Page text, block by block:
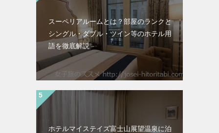
スーペリアルームとは？部屋のランクと
シングル・ダブル・ツイン等のホテル用
語を徹底解説
ホテルマイステイズ富士山展望温泉に泊